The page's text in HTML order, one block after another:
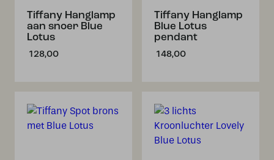
Tiffany Hanglamp
aan snoer Blue
Lotus
128,00
Tiffany Hanglamp
Blue Lotus
pendant
148,00